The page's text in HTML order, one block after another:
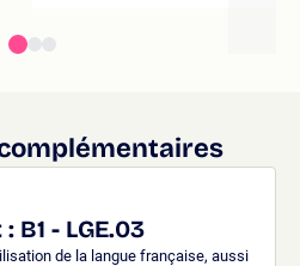
B1 - LGE.03
de la langue française, aussi